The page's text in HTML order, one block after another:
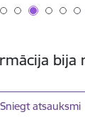
bija
Sniegt atsauksmi